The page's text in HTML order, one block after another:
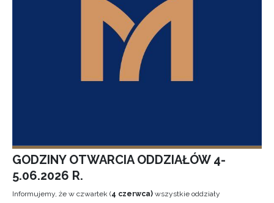
GODZINY OTWARCIA ODDZIAŁÓW 4-
5.06.2026 R.
Informujemy, że w czwartek (4 czerwca) wszystkie oddziały